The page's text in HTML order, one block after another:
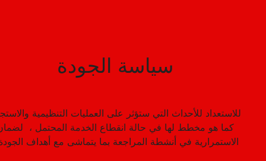
سياسة الجودة
للاستعداد للأحداث التي ستؤثر على العمليات التنظيمية
كما هو مخطط لها في حالة انقطاع الخدمة المحتمل ،
الاستمرارية في أنشطة المراجعة بما يتماشى مع أهداف
Aska Lara Resort & SPA
Bayview Resort
Just In Beach​